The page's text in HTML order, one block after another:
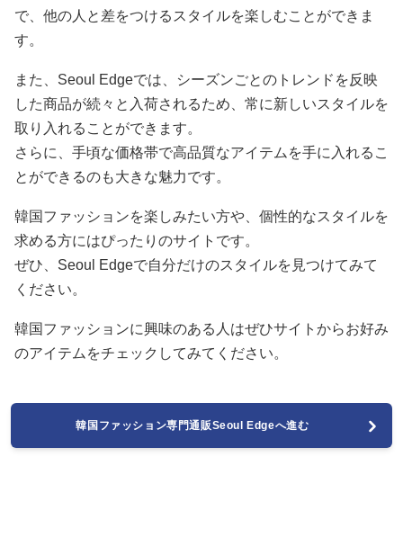
で、他の人と差をつけるスタイルを楽しむことができま
す。
また、Seoul Edgeでは、シーズンごとのトレンドを反映
した商品が続々と入荷されるため、常に新しいスタイルを
取り入れることができます。
さらに、手頃な価格帯で高品質なアイテムを手に入れるこ
とができるのも大きな魅力です。
韓国ファッションを楽しみたい方や、個性的なスタイルを
求める方にはぴったりのサイトです。
ぜひ、Seoul Edgeで自分だけのスタイルを見つけてみて
ください。
韓国ファッションに興味のある人はぜひサイトからお好み
のアイテムをチェックしてみてください。
韓国ファッション専門通販Seoul Edgeへ進む